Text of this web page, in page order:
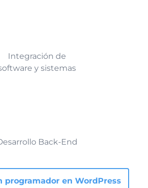
Back-End
Integración de
y sistemas
programador en WordPress